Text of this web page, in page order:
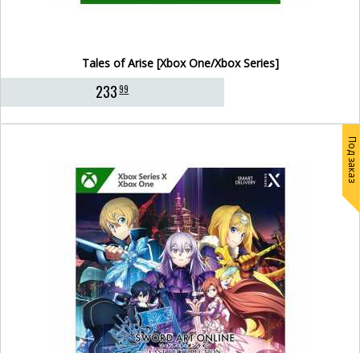
Tales of Arise [Xbox One/Xbox Series]
23399
Под заказ